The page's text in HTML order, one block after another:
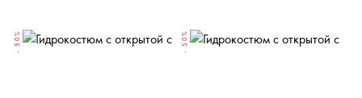
- 50% - 50%